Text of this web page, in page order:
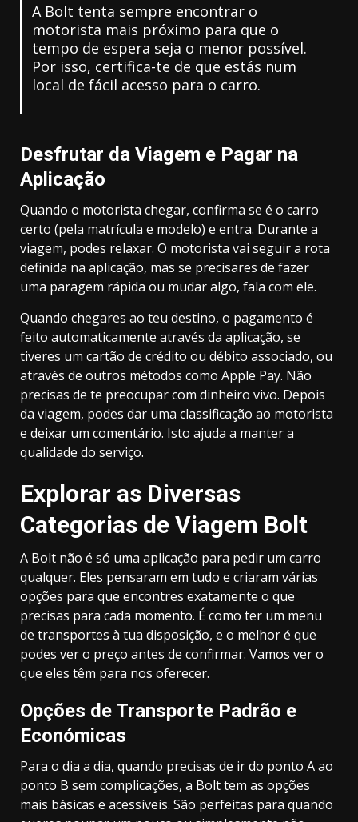
A Bolt tenta sempre encontrar o
motorista mais próximo para que o
tempo de espera seja o menor possível.
Por isso, certifica-te de que estás num
local de fácil acesso para o carro.
Desfrutar da Viagem e Pagar na
Aplicação
Quando o motorista chegar, confirma se é o carro
certo (pela matrícula e modelo) e entra. Durante a
viagem, podes relaxar. O motorista vai seguir a rota
definida na aplicação, mas se precisares de fazer
uma paragem rápida ou mudar algo, fala com ele.
Quando chegares ao teu destino, o pagamento é
feito automaticamente através da aplicação, se
tiveres um cartão de crédito ou débito associado, ou
através de outros métodos como Apple Pay. Não
precisas de te preocupar com dinheiro vivo. Depois
da viagem, podes dar uma classificação ao motorista
e deixar um comentário. Isto ajuda a manter a
qualidade do serviço.
Explorar as Diversas
Categorias de Viagem Bolt
A Bolt não é só uma aplicação para pedir um carro
qualquer. Eles pensaram em tudo e criaram várias
opções para que encontres exatamente o que
precisas para cada momento. É como ter um menu
de transportes à tua disposição, e o melhor é que
podes ver o preço antes de confirmar. Vamos ver o
que eles têm para nos oferecer.
Opções de Transporte Padrão e
Económicas
Para o dia a dia, quando precisas de ir do ponto A ao
ponto B sem complicações, a Bolt tem as opções
mais básicas e acessíveis. São perfeitas para quando